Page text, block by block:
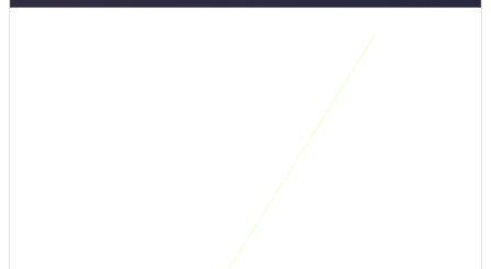
Kort svar: när är den här integrationslösningen
Den här lösningen är rätt när ni redan har system som fungerar
för sig, men där vardagen ändå bromsas av exportfiler,
dubbelregistrering, fel status eller manuella kontroller. Vi börjar med
ett enda flöde som går att mäta: till exempel offert till order, order till
faktura, lagerstatus till webbshop eller supportärende till CRM.
Första versionen ska minska handpåläggning, visa avvikelser tydligt
och kunna förvaltas utan att bli ett nytt sidoprojekt.